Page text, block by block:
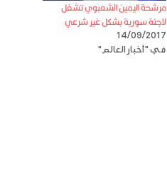
مرشحة اليمين الشعبوي تشغل
لاجئة سورية بشكل غير شرعي
14/09/2017
في "أخبار العالم"